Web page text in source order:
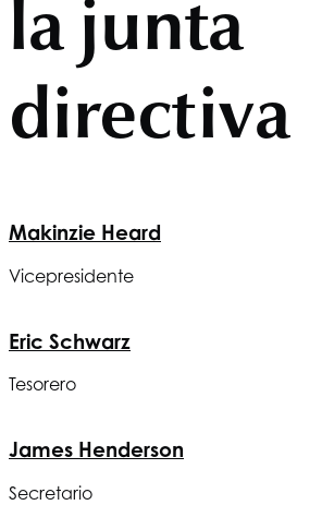
la junta
directiva
Makinzie Heard
Vicepresidente
Eric Schwarz
Tesorero
James Henderson
Secretario